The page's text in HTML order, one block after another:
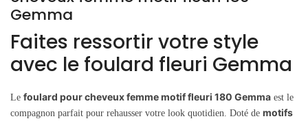
Gemma
Faites ressortir votre style
avec le foulard fleuri Gemma
Le foulard pour cheveux femme motif fleuri 180 Gemma est le
compagnon parfait pour rehausser votre look quotidien. Doté de motifs